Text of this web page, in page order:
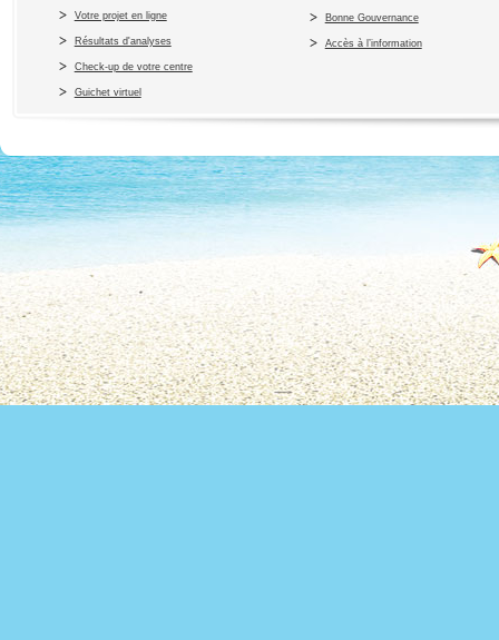
Votre projet en ligne
Résultats d'analyses
Check-up de votre centre
Guichet virtuel
Bonne Gouvernance
Accès à l’information